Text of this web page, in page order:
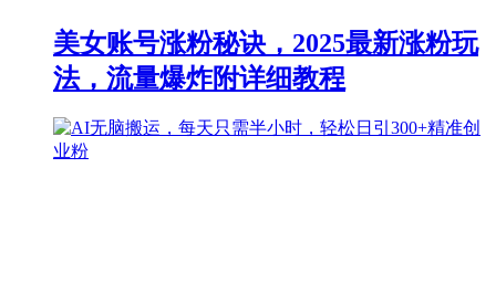
美女账号涨粉秘诀，2025最新涨粉玩
法，流量爆炸附详细教程